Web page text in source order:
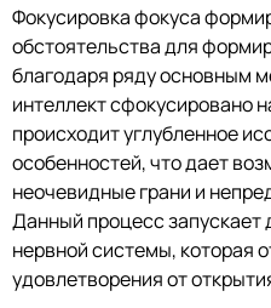
Фокусировка фокуса
обстоятельства для
благодаря ряду основным
интеллект сфокусировано
происходит углубленное
особенностей, что дает
неочевидные грани и
Данный процесс
нервной системы, которая
удовлетворения от